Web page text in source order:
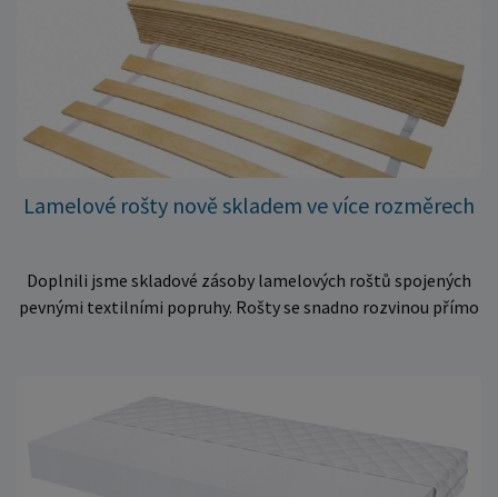
Lamelové rošty nově skladem ve více rozměrech
Doplnili jsme skladové zásoby lamelových roštů spojených
pevnými textilními popruhy. Rošty se snadno rozvinou přímo
množství kusů, proto můžeme objednávky rychle expedovat.
Vyberte si vhodný rozměr a dopřejte své matraci kvalitní
podklad za výhodnou cenu.